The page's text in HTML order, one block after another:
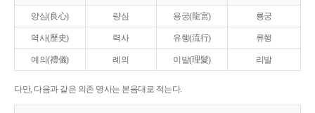
양심(良心) 량심 용궁(龍宮) 룡궁
역사(歷史) 력사 유행(流行) 류행
예의(禮儀) 례의 이발(理髮) 리발
다만, 다음과 같은 의존 명사는 본음대로 적는다.